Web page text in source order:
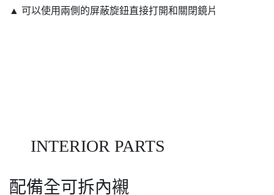
▲ 可以使用兩側的屏蔽旋鈕直接打開和關閉鏡片
INTERIOR PARTS
配備全可拆內襯